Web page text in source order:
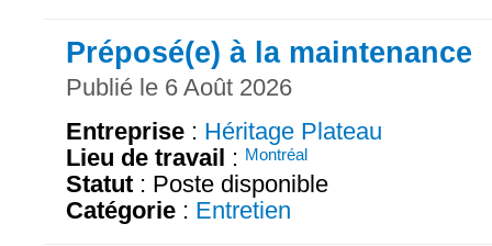
Préposé(e) à la maintenance
Publié le 6 Août 2026
Entreprise : Héritage Plateau
Lieu de travail : Montréal
Statut : Poste disponible
Catégorie : Entretien